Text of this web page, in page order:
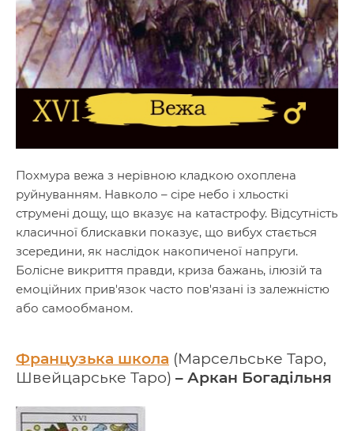
Похмура вежа з нерівною кладкою охоплена
руйнуванням. Навколо – сіре небо і хльосткі
струмені дощу, що вказує на катастрофу. Відсутність
класичної блискавки показує, що вибух стається
зсередини, як наслідок накопиченої напруги.
Болісне викриття правди, криза бажань, ілюзій та
емоційних прив'язок часто пов'язані із залежністю
або самообманом.
Французька школа (Марсельське Таро,
Швейцарське Таро) – Аркан Богадільня